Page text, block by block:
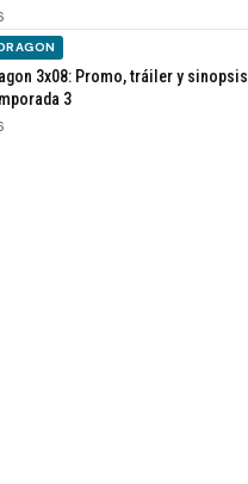
3x08: Promo, tráiler y sinopsis
3